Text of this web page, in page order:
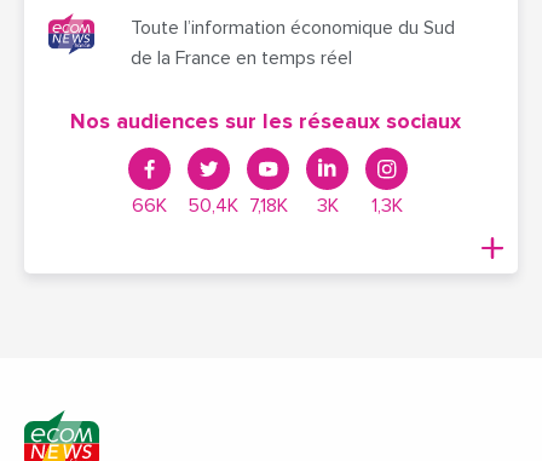
Toute l’information économique du Sud
de la France en temps réel
Nos audiences sur les réseaux sociaux
66K 50,4K 7,18K 3K 1,3K